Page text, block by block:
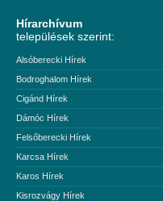
Hírarchívum
települések szerint:
Alsóberecki Hírek
Bodroghalom Hírek
Cigánd Hírek
Dámóc Hírek
Felsőberecki Hírek
Karcsa Hírek
Karos Hírek
Kisrozvágy Hírek